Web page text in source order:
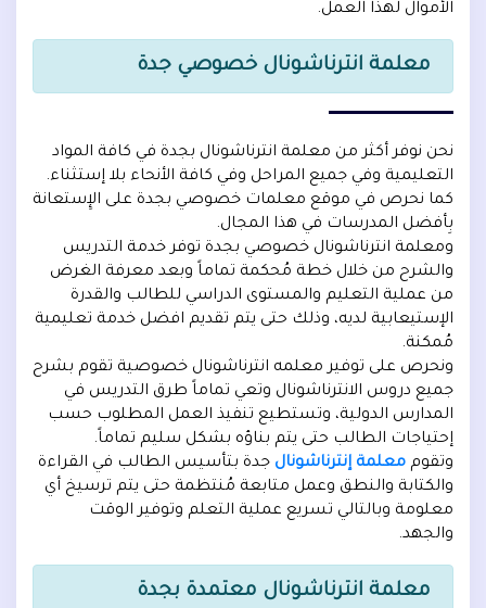
الأموال لهذا العمل.
معلمة انترناشونال خصوصي جدة
نحن نوفر أكثر من معلمة انترناشونال بجدة في كافة المواد
التعليمية وفي جميع المراحل وفي كافة الأنحاء بلا إستثناء.
كما نحرص في موقع معلمات خصوصي بجدة على الإِستعانة
بِأفضل المدرسات في هذا المجال.
ومعلمة انترناشونال خصوصي بجدة توفر خدمة التدريس
والشرح من خلال خطة مُحكمة تماماً وبعد معرفة الغرض
من عملية التعليم والمستوى الدراسي للطالب والقدرة
الإستيعابية لديه، وذلك حتى يتم تقديم افضل خدمة تعليمية
مُمكنة.
ونحرص على توفير معلمه انترناشونال خصوصية تقوم بشرح
جميع دروس الانترناشونال وتعي تماماً طرق التدريس في
المدارس الدولية، وتستطيع تنفيذ العمل المطلوب حسب
إحتياجات الطالب حتى يتم بناؤه بشكل سليم تماماً.
وتقوم معلمة إنترناشونال جدة بتأسيس الطالب في القراءة
والكتابة والنطق وعمل متابعة مُنتظمة حتى يتم ترسيخ أي
معلومة وبالتالي تسريع عملية التعلم وتوفير الوقت
والجهد.
معلمة انترناشونال معتمدة بجدة